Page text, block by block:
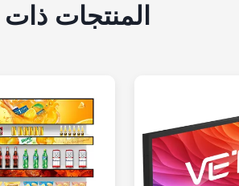
المنتجات